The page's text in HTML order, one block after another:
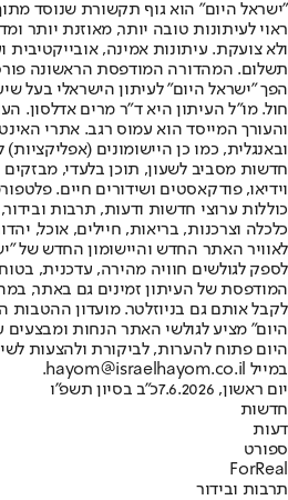
"ישראל היום" הוא גוף תקשורת שנוסד
ראוי לעיתונות טובה יותר, מאוזנת יותר
ולא צועקת. עיתונות אמינה, אובייקטיבית
הפך "ישראל היום" לעיתון הישראלי בעל
חול. מו"ל העיתון היא ד"ר מרים אדלסון.
והעורך המייסד הוא עמוס רגב. אתרי
חדשות מסביב לשעון, תוכן בלעדי, מבזקים
וידיאו, פודקאסטים ושידורים חיים.
כוללות ערוצי חדשות ודעות, תרבות ובידור,
לאוויר האתר החדש והיישומון החדש של
לספק לגולשים חוויה מהירה, עדכנית,
המודפסת של העיתון זמינים גם באתר,
לקבל אותם גם בניוזלטר. מועדון ההטבות
היום" מציע לגולשי האתר הנחות ומבצעים
היום פתוח להערות, לביקורת ולהצעות
במייל hayom@israelhayom.co.il.
יום ראשון, 7.6.2026
כ"ב בסיון תשפ"ו
חדשות
דעות
ספורט
ForReal
תרבות ובידור